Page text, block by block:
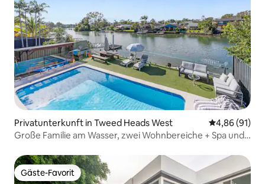
Privatunterkunft in Tweed Heads West
4,86 (91)
Große Familie am Wasser, zwei Wohnbereiche + Spa und
Gäste-Favorit
Gäste-Favorit